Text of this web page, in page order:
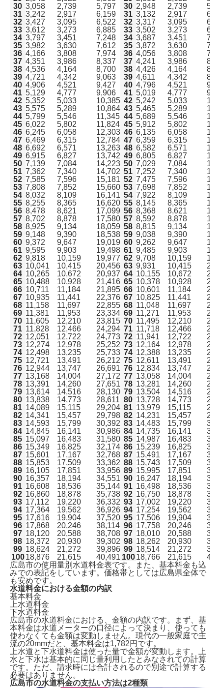
30 3,058 2,739 5,797 30 2,948 2,739
31 3,242 2,917 6,159 31 3,132 2,917
32 3,427 3,095 6,522 32 3,317 3,095
33 3,612 3,273 6,885 33 3,502 3,273
34 3,797 3,451 7,248 34 3,687 3,451
35 3,982 3,630 7,612 35 3,872 3,630
36 4,166 3,808 7,974 36 4,056 3,808
37 4,351 3,986 8,337 37 4,241 3,986
38 4,536 4,164 8,700 38 4,426 4,164
39 4,721 4,342 9,063 39 4,611 4,342
40 4,906 4,521 9,427 40 4,796 4,521
41 5,129 4,777 9,906 41 5,019 4,777
42 5,352 5,033 10,385 42 5,242 5,033
43 5,575 5,289 10,864 43 5,465 5,289
44 5,799 5,546 11,345 44 5,689 5,546
45 6,022 5,802 11,824 45 5,912 5,802
46 6,245 6,058 12,303 46 6,135 6,058
47 6,469 6,315 12,784 47 6,359 6,315
48 6,692 6,571 13,263 48 6,582 6,571
49 6,915 6,827 13,742 49 6,805 6,827
50 7,139 7,084 14,223 50 7,029 7,084
51 7,362 7,340 14,702 51 7,252 7,340
52 7,585 7,596 15,181 52 7,475 7,596
53 7,808 7,852 15,660 53 7,698 7,852
54 8,032 8,109 16,141 54 7,922 8,109
55 8,255 8,365 16,620 55 8,145 8,365
56 8,478 8,621 17,099 56 8,368 8,621
57 8,702 8,878 17,580 57 8,592 8,878
58 8,925 9,134 18,059 58 8,815 9,134
59 9,148 9,390 18,538 59 9,038 9,390
60 9,372 9,647 19,019 60 9,262 9,647
61 9,595 9,903 19,498 61 9,485 9,903
62 9,818 10,159 19,977 62 9,708 10,159
63 10,041 10,415 20,456 63 9,931 10,415
64 10,265 10,672 20,937 64 10,155 10,672
65 10,488 10,928 21,416 65 10,378 10,928
66 10,711 11,184 21,895 66 10,601 11,184
67 10,935 11,441 22,376 67 10,825 11,441
68 11,158 11,697 22,855 68 11,048 11,697
69 11,381 11,953 23,334 69 11,271 11,953
70 11,605 12,210 23,815 70 11,495 12,210
71 11,828 12,466 24,294 71 11,718 12,466
72 12,051 12,722 24,773 72 11,941 12,722
73 12,274 12,978 25,252 73 12,164 12,978
74 12,498 13,235 25,733 74 12,388 13,235
75 12,721 13,491 26,212 75 12,611 13,491
76 12,944 13,747 26,691 76 12,834 13,747
77 13,168 14,004 27,172 77 13,058 14,004
78 13,391 14,260 27,651 78 13,281 14,260
79 13,614 14,516 28,130 79 13,504 14,516
80 13,838 14,773 28,611 80 13,728 14,773
81 14,089 15,115 29,204 81 13,979 15,115
82 14,341 15,457 29,798 82 14,231 15,457
83 14,593 15,799 30,392 83 14,483 15,799
84 14,845 16,141 30,986 84 14,735 16,141
85 15,097 16,483 31,580 85 14,987 16,483
86 15,349 16,825 32,174 86 15,239 16,825
87 15,601 17,167 32,768 87 15,491 17,167
88 15,853 17,509 33,362 88 15,743 17,509
89 16,105 17,851 33,956 89 15,995 17,851
90 16,357 18,194 34,551 90 16,247 18,194
91 16,608 18,536 35,144 91 16,498 18,536
92 16,860 18,878 35,738 92 16,750 18,878
93 17,112 19,220 36,332 93 17,002 19,220
94 17,364 19,562 36,926 94 17,254 19,562
95 17,616 19,904 37,520 95 17,506 19,904
96 17,868 20,246 38,114 96 17,758 20,246
97 18,120 20,588 38,708 97 18,010 20,588
98 18,372 20,930 39,302 98 18,262 20,930
99 18,624 21,272 39,896 99 18,514 21,272
100 18,876 21,615 40,491 100 18,766 21,615
広島市の使用量別水道料金表です。また、基本料金も込
みでの表記をしています。価格帯としては広島県全体で
も安めです。
水道料金における金額の内訳
基本料金
上水道料金
下水道料金
広島市の水道料金における、金額の内訳です。まず、基
本料金は水道メーターの口径によって決まり、使っても
使わなくても金額は変動しません。現代の一般家庭で主
流の20mmだと、基本料金は1,782円 です。
上水道と下水道料金は使った量で金額が変動します。上
水と下水は基本的に同じ量利用したとみなされての計算
です。ただ、請求時には合計されるので別途で計算する
必要はありません。
広島市の水道料金の支払い方法は2種類
広島市で水道を開栓する方法は2種類
ガスや電気も申し込むなら「全国水道サポートセンタ
ー」からがおすすめ！
広島市で水道手続きに必要な情報
広島市の水道料金一覧表
広島市の水道料金の支払い方法は2種類
水道に関する引越し後の注意点
よくある質問
まとめ｜広島市での水道手続き